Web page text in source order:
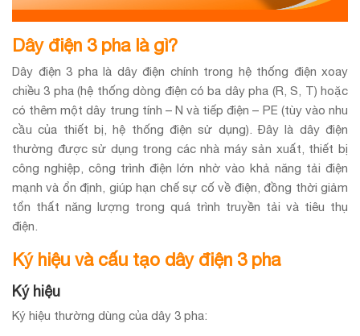
Dây điện 3 pha là gì?
Dây điện 3 pha là dây điện chính trong hệ thống điện xoay
chiều 3 pha (hệ thống dòng điện có ba dây pha (R, S, T) hoặc
có thêm một dây trung tính – N và tiếp điện – PE (tùy vào nhu
cầu của thiết bị, hệ thống điện sử dụng). Đây là dây điện
thường được sử dụng trong các nhà máy sản xuất, thiết bị
công nghiệp, công trình điện lớn nhờ vào khả năng tải điện
mạnh và ổn định, giúp hạn chế sự cố về điện, đồng thời giảm
tổn thất năng lượng trong quá trình truyền tải và tiêu thụ
điện.
Ký hiệu và cấu tạo dây điện 3 pha
Ký hiệu
Ký hiệu thường dùng của dây 3 pha: